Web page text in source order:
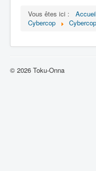
Série
Mechas
Vous êtes ici : Accueil
Cybercop
© 2026 Toku-Onna